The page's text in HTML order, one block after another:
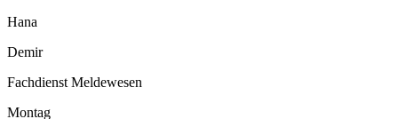
Hana
Demir
Fachdienst Meldewesen
Montag